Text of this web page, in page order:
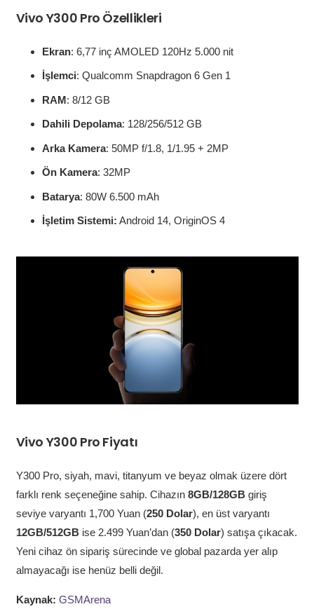
Vivo Y300 Pro Özellikleri
Ekran: 6,77 inç AMOLED 120Hz 5.000 nit
İşlemci: Qualcomm Snapdragon 6 Gen 1
RAM: 8/12 GB
Dahili Depolama: 128/256/512 GB
Arka Kamera: 50MP f/1.8, 1/1.95 + 2MP
Ön Kamera: 32MP
Batarya: 80W 6.500 mAh
İşletim Sistemi: Android 14, OriginOS 4
Vivo Y300 Pro Fiyatı
Y300 Pro, siyah, mavi, titanyum ve beyaz olmak üzere dört
farklı renk seçeneğine sahip. Cihazın 8GB/128GBgiriş
seviye varyantı 1,700 Yuan (250 Dolar), en üst varyantı
12GB/512GBise 2.499 Yuan’dan (350 Dolar) satışa çıkacak.
Yeni cihaz ön sipariş sürecinde ve global pazarda yer alıp
almayacağı ise henüz belli değil.
Kaynak: GSMArena